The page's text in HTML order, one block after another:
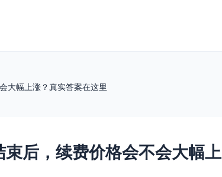
大幅上涨？真实答案在这里
后，续费价格会不会大幅上